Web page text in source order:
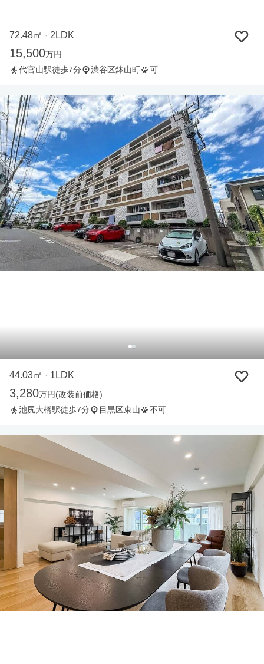
72.48㎡ ・ 2LDK
15,500万円
代官山駅徒歩7分
渋谷区鉢山町 可
44.03㎡ ・ 1LDK
3,280万円(改装前価格)
池尻大橋駅徒歩7分
目黒区東山 不可